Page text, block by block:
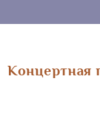
Концертная